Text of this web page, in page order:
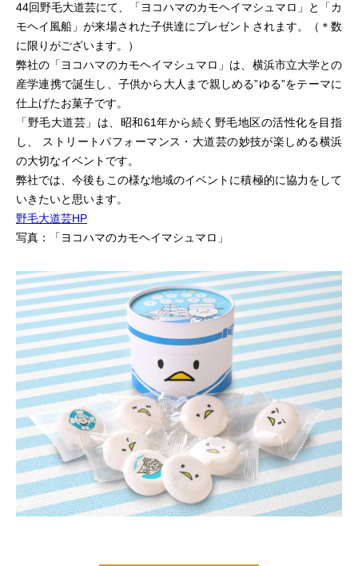
44回野毛大道芸にて、「ヨコハマのカモヘイマシュマロ」と「カ
モヘイ風船」が来場された子供達にプレゼントされます。（＊数
に限りがございます。）
弊社の「ヨコハマのカモヘイマシュマロ」は、横浜市立大学との
産学連携で誕生し、子供から大人まで親しめる”ゆる”をテーマに
仕上げたお菓子です。
「野毛大道芸」は、昭和61年から続く野毛地区の活性化を目指
し、 ストリートパフォーマンス・大道芸の妙技が楽しめる横浜
の大切なイベントです。
弊社では、今後もこの様な地域のイベントに積極的に協力をして
いきたいと思います。
野毛大道芸HP
写真：「ヨコハマのカモヘイマシュマロ」